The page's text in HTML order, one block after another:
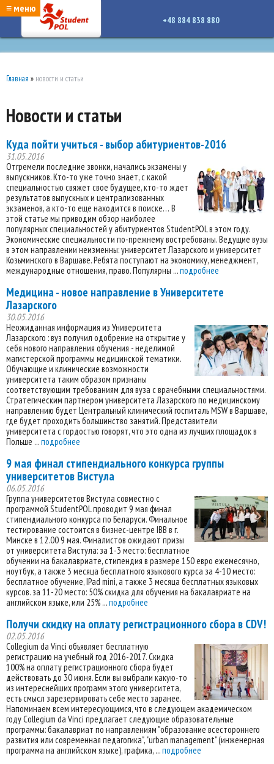
google-site-verification: google7a917c261df1566b.htmlgoogle-site-verification:
google7a917c261df1566b.html
≡ меню
+48 884 838 880
Главная » новости и статьи
Новости и статьи
Куда пойти учиться - выбор абитуриентов-2016
31.05.2016
Отгремели последние звонки, начались экзамены у
выпускников. Кто-то уже точно знает, с какой
специальностью свяжет свое будущее, кто-то ждет
результатов выпускных и централизованных
экзаменов, а кто-то еще находится в поиске… В
этой статье мы приводим обзор наиболее
популярных специальностей у абитуриентов StudentPOL в этом году.
Экономические специальности по-прежнему востребованы. Ведущие вузы
в этом направлении неизменны: университет Лазарского и университет
Козьминского в Варшаве. Ребята поступают на экономику, менеджмент,
международные отношения, право. Популярны ...подробнее
Медицина - новое направление в Университете
Лазарского
30.05.2016
Неожиданная информация из Университета
Лазарского : вуз получил одобрение на открытие у
себя нового направления обучения - неделимой
магистерской программы медицинской тематики.
Обучающие и клинические возможности
университета таким образом признаны
соответствующим требованиям для вуза с врачебными специальностями.
Стратегическим партнером университета Лазарского по медицинскому
направлению будет Центральный клинический госпиталь MSW в Варшаве,
где будет проходить большинство занятий. Представители
университета с гордостью говорят, что это одна из лучших площадок в
Польше ...подробнее
9 мая финал стипендиального конкурса группы
университетов Вистула
06.05.2016
Группа университетов Вистула совместно с
программой StudentPOL проводит 9 мая финал
стипендиального конкурса по Беларуси. Финальное
тестирование состоится в бизнес-центре IBB в г.
Минске в 12.00 9 мая. Финалистов ожидают призы
от университета Вистула: за 1-3 место: бесплатное
обучении на бакалавриате, стипендия в размере 150 евро ежемесячно,
ноутбук, а также 3 месяца бесплатного языкового курса за 4-10 место:
бесплатное обучение, IPad mini, а также 3 месяца бесплатных языковых
курсов. за 11-20 место: 50% скидка для обучения на бакалавриате на
английском языке, или 25% ...подробнее
Получи скидку на оплату регистрационного сбора в CDV!
02.05.2016
Collegium da Vinci объявляет бесплатную
регистрацию на учебный год 2016-2017. Скидка
100% на оплату регистрационного сбора будет
действовать до 30 июня. Если вы выбрали какую-то
из интереснейших программ этого университета,
есть смысл зарезервировать себе место заранее.
Напоминаем всем интересующимся, что в следующем академическом
году Collegium da Vinci предлагает следующие образовательные
программы: бакалавриат по направлениям "образование всестороннего
развития или современная педагогика", "urban management" (инженерная
программа на английском языке), графика, ...подробнее